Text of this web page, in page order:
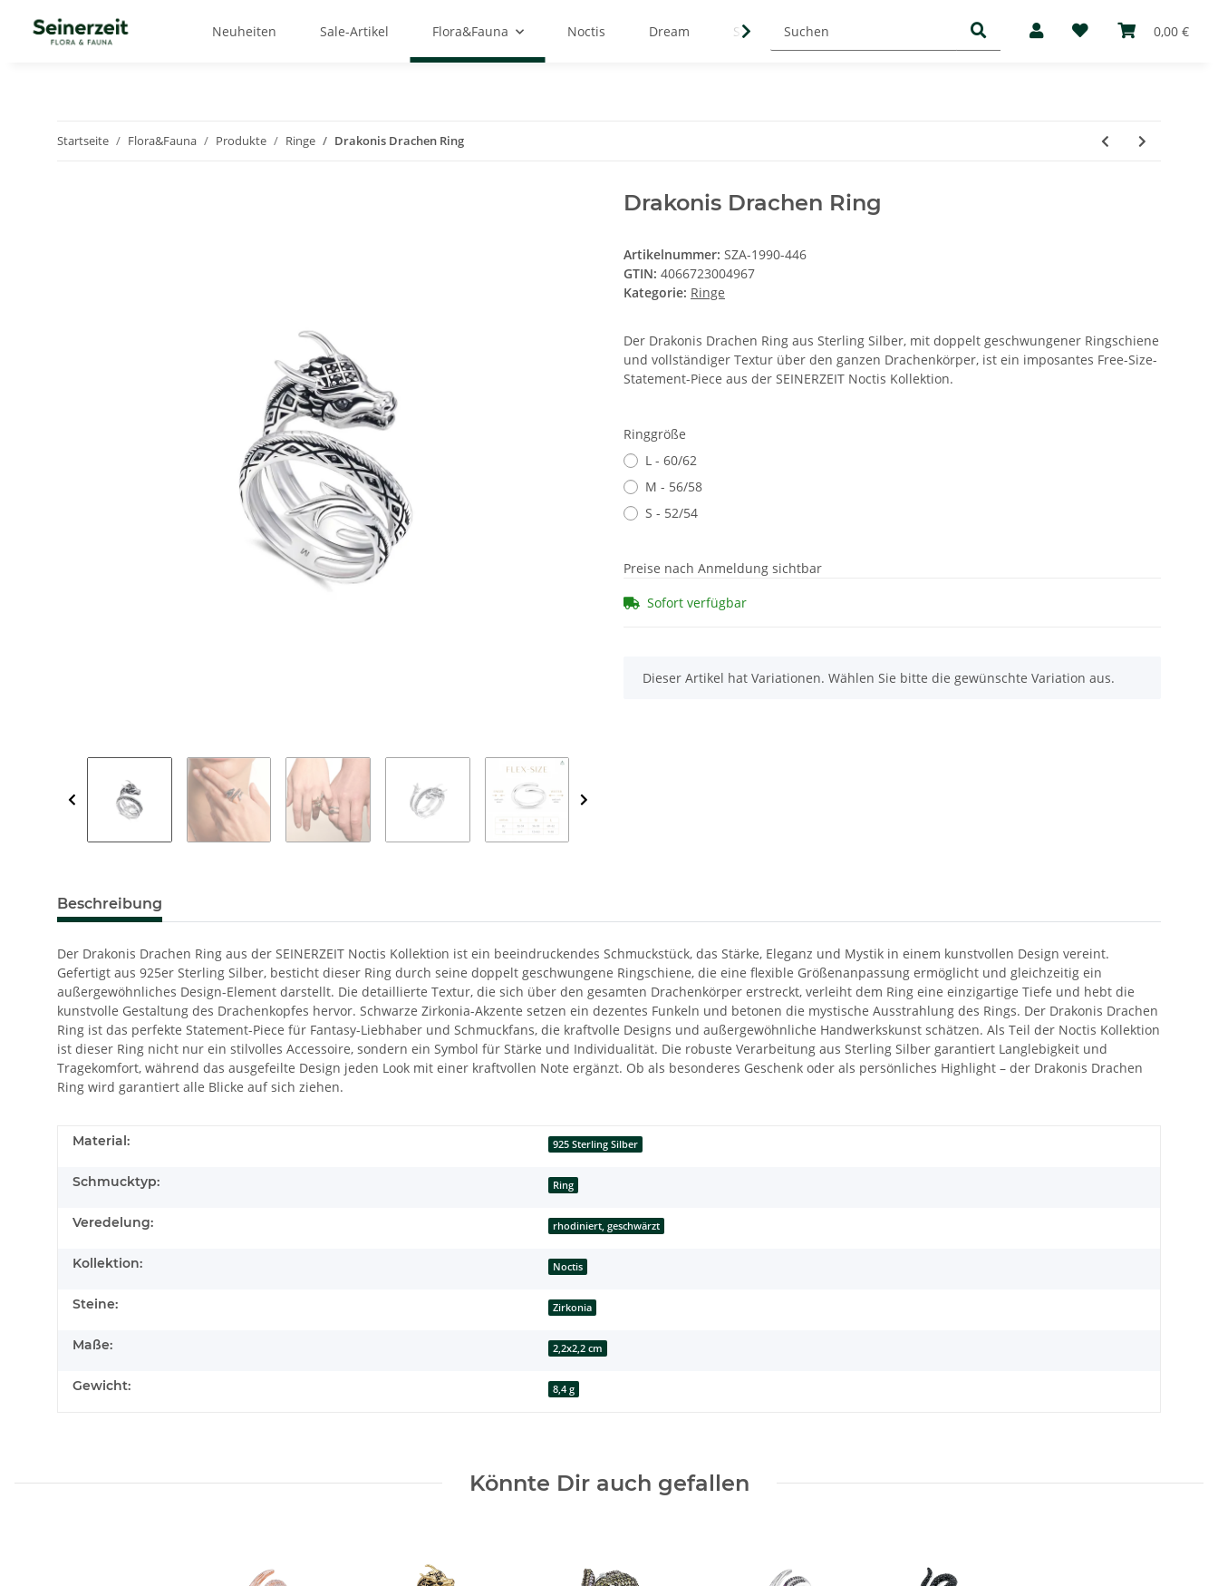
0,00 €
Neuheiten Sale-Artikel Flora&Fauna Noctis Dream Symbols Basic Mediathek Über uns
Startseite Flora&Fauna Produkte Ringe Drakonis Drachen Ring
Drakonis Drachen Ring
Artikelnummer: SZA-1990-446
GTIN: 4066723004967
Kategorie: Ringe
Der Drakonis Drachen Ring aus Sterling Silber, mit doppelt geschwungener Ringschiene
und vollständiger Textur über den ganzen Drachenkörper, ist ein imposantes Free-Size-
Statement-Piece aus der SEINERZEIT Noctis Kollektion.
Ringgröße
L - 60/62
M - 56/58
S - 52/54
Preise nach Anmeldung sichtbar
Sofort verfügbar
x
Dieser Artikel hat Variationen. Wählen Sie bitte die gewünschte Variation aus.
Beschreibung
Der Drakonis Drachen Ring aus der SEINERZEIT Noctis Kollektion ist ein beeindruckendes Schmuckstück, das Stärke, Eleganz und Mystik in einem kunstvollen Design vereint.
Gefertigt aus 925er Sterling Silber, besticht dieser Ring durch seine doppelt geschwungene Ringschiene, die eine flexible Größenanpassung ermöglicht und gleichzeitig ein
außergewöhnliches Design-Element darstellt. Die detaillierte Textur, die sich über den gesamten Drachenkörper erstreckt, verleiht dem Ring eine einzigartige Tiefe und hebt die
kunstvolle Gestaltung des Drachenkopfes hervor. Schwarze Zirkonia-Akzente setzen ein dezentes Funkeln und betonen die mystische Ausstrahlung des Rings. Der Drakonis Drachen
Ring ist das perfekte Statement-Piece für Fantasy-Liebhaber und Schmuckfans, die kraftvolle Designs und außergewöhnliche Handwerkskunst schätzen. Als Teil der Noctis Kollektion
ist dieser Ring nicht nur ein stilvolles Accessoire, sondern ein Symbol für Stärke und Individualität. Die robuste Verarbeitung aus Sterling Silber garantiert Langlebigkeit und
Tragekomfort, während das ausgefeilte Design jeden Look mit einer kraftvollen Note ergänzt. Ob als besonderes Geschenk oder als persönliches Highlight – der Drakonis Drachen
Ring wird garantiert alle Blicke auf sich ziehen.
Material: 925 Sterling Silber
Schmucktyp: Ring
Veredelung: rhodiniert, geschwärzt
Kollektion: Noctis
Steine: Zirkonia
Maße: 2,2x2,2 cm
Gewicht: 8,4 g
Könnte Dir auch gefallen